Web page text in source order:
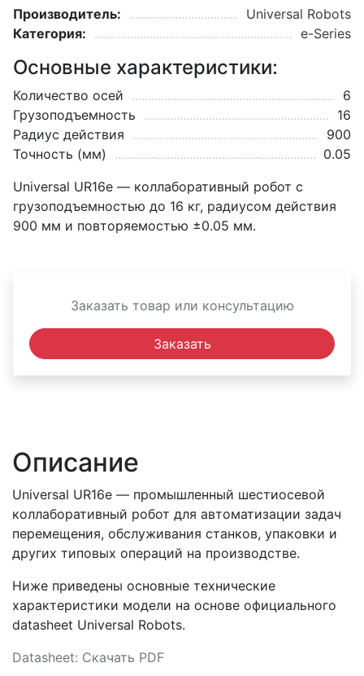
Производитель:
Universal Robots
Категория:
e-Series
Основные характеристики:
Количество осей
6
Грузоподъемность
16
Радиус действия
900
Точность (мм)
0.05
Universal UR16e — коллаборативный робот с
грузоподъемностью до 16 кг, радиусом действия
900 мм и повторяемостью ±0.05 мм.
Заказать товар или консультацию
Заказать
Описание
Universal UR16e — промышленный шестиосевой
коллаборативный робот для автоматизации задач
перемещения, обслуживания станков, упаковки и
других типовых операций на производстве.
Ниже приведены основные технические
характеристики модели на основе официального
datasheet Universal Robots.
Datasheet: Скачать PDF